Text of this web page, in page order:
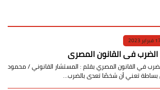
17 فبراير 2023
في القانون المصري
في القانون المصري بقلم : المستشار القانوني / محمود
بساطة تعني أن شخصًا تعدى بالضرب…